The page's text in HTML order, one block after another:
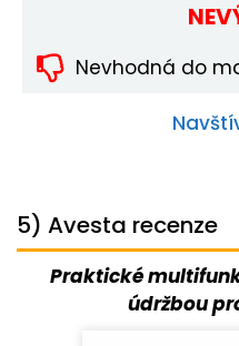
Nevhodná do
5) Avesta recenze
Praktické
údržbou